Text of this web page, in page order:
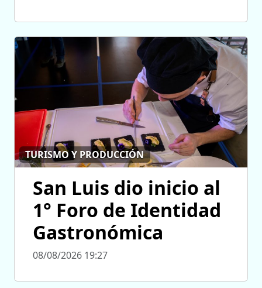
TURISMO Y PRODUCCIÓN
San Luis dio inicio al
1° Foro de Identidad
Gastronómica
08/08/2026 19:27